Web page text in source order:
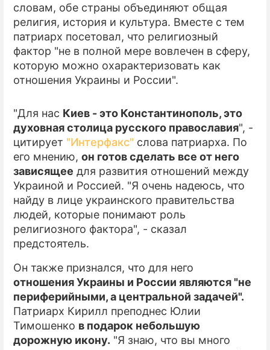
словам, обе страны объединяют общая
религия, история и культура. Вместе с тем
патриарх посетовал, что религиозный
фактор "не в полной мере вовлечен в сферу,
которую можно охарактеризовать как
отношения Украины и России".
"Для нас Киев - это Константинополь, это
духовная столица русского православия", -
цитирует "Интерфакс" слова патриарха. По
его мнению, он готов сделать все от него
зависящее для развития отношений между
Украиной и Россией. "Я очень надеюсь, что
найду в лице украинского правительства
людей, которые понимают роль
религиозного фактора", - сказал
предстоятель.
Он также признался, что для него
отношения Украины и России являются "не
периферийными, а центральной задачей".
Патриарх Кирилл преподнес Юлии
Тимошенко в подарок небольшую
дорожную икону. "Я знаю, что вы много